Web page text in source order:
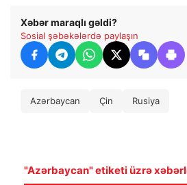
Xəbər maraqlı gəldi?
Sosial şəbəkələrdə paylaşın
Azərbaycan Çin Rusiya
"Azərbaycan" etiketi üzrə